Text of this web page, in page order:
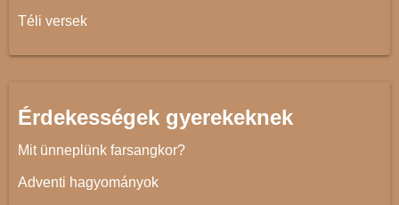
Téli versek
Érdekességek gyerekeknek
Mit ünneplünk farsangkor?
Adventi hagyományok